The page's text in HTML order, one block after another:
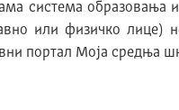
система образовања
или физичко
портал Моја средња